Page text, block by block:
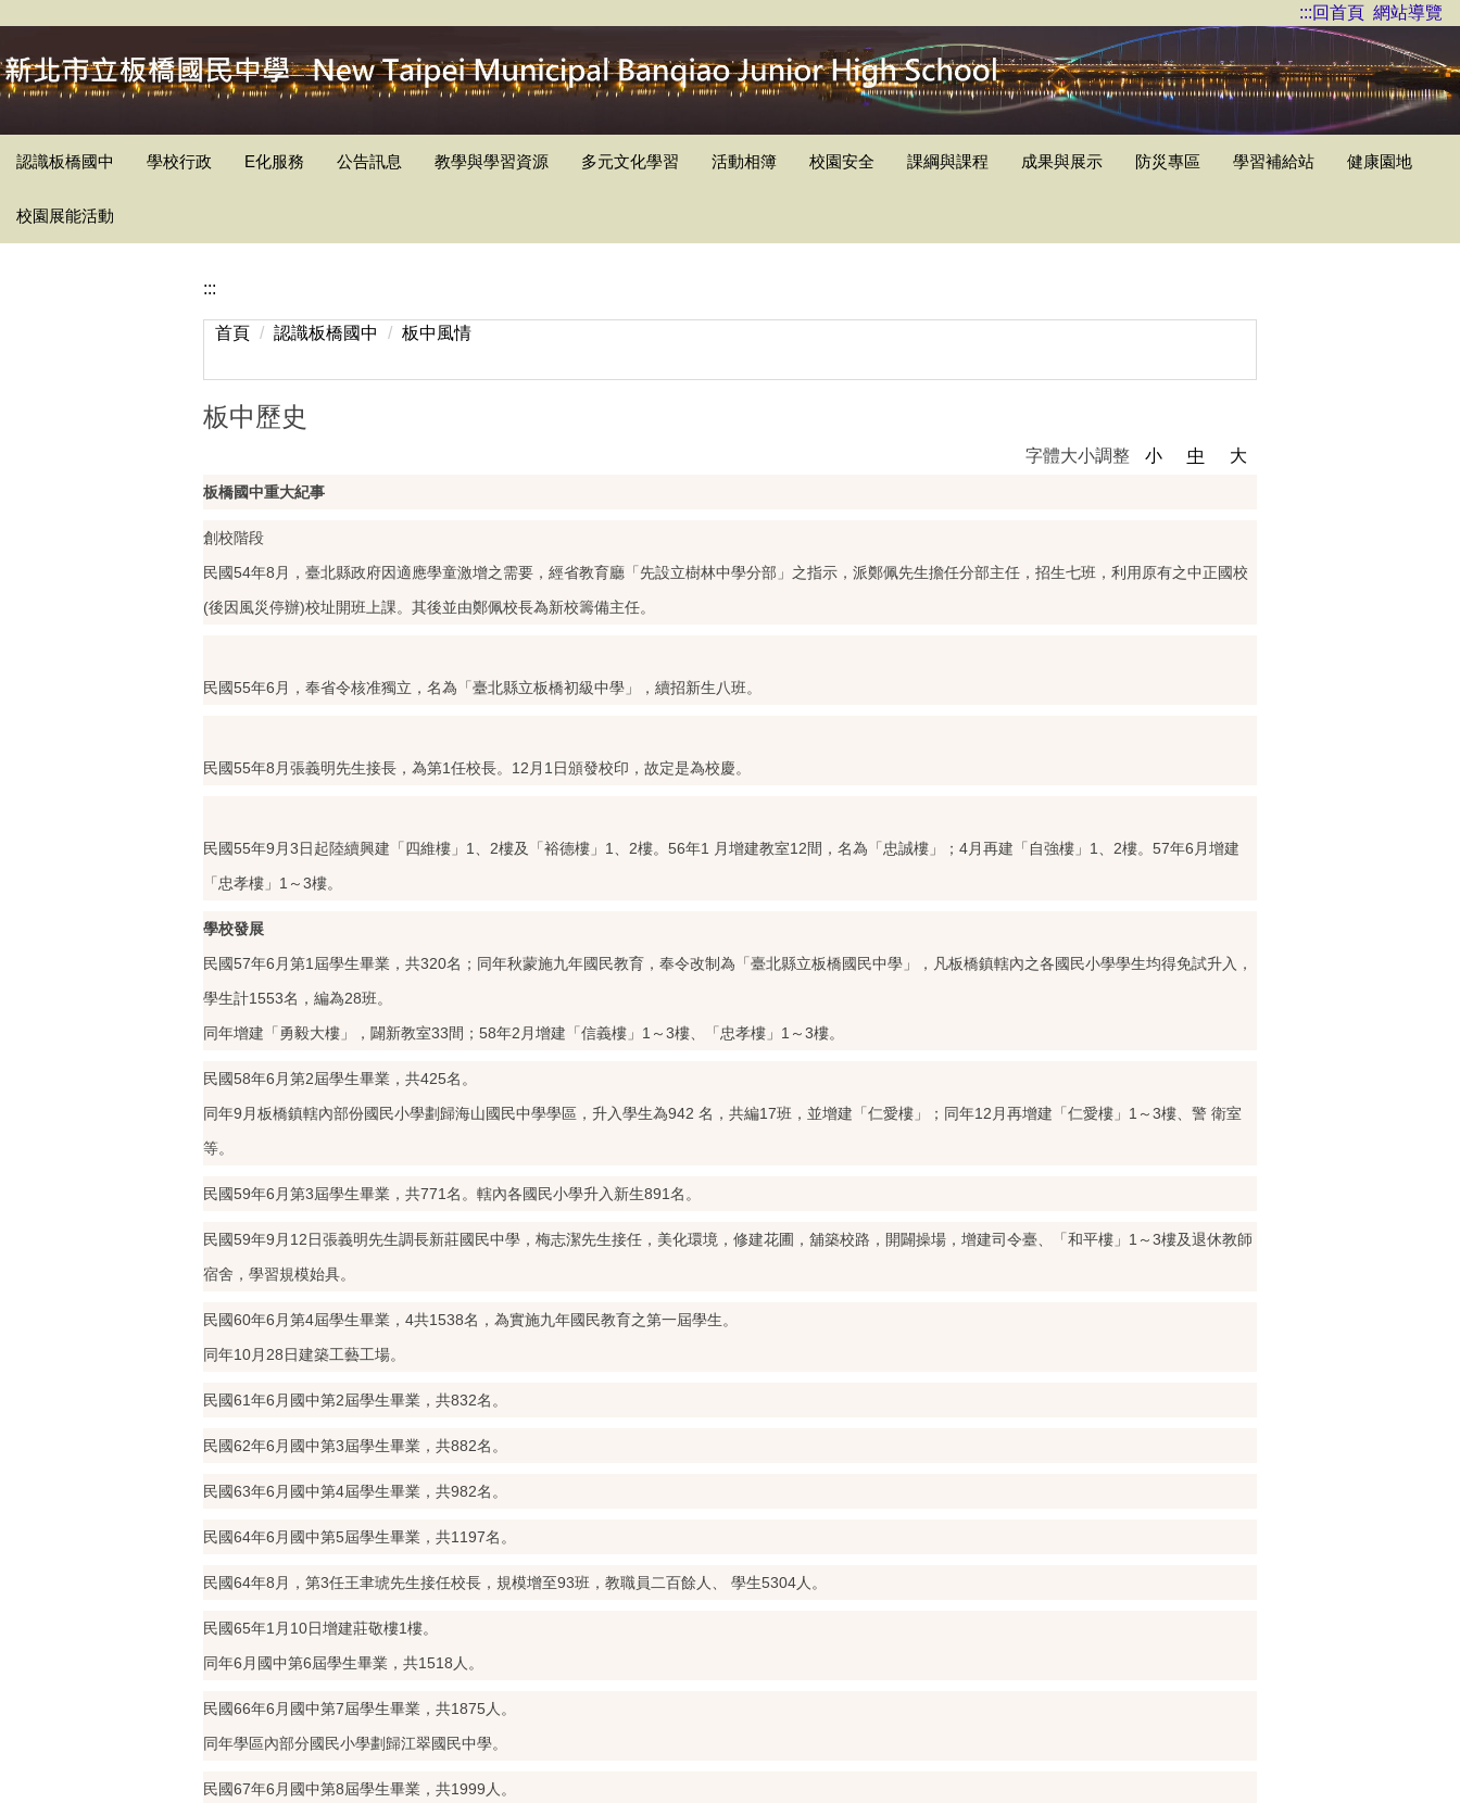
主
要
區
:::回首頁 網站導覽
認識板橋國中 學校行政 E化服務 公告訊息 教學與學習資源 多元文化學習 活動相簿 校園安全 課綱與課程 成果與展示 防災專區 學習補給站 健康園地
校園展能活動
:::
首頁 認識板橋國中 板中風情
板中歷史
字體大小調整 小 中 大
板橋國中重大紀事
創校階段
民國54年8月，臺北縣政府因適應學童激增之需要，經省教育廳「先設立樹林中學分部」之指示，派鄭佩先生擔任分部主任，招生七班，利用原有之中正國校
(後因風災停辦)校址開班上課。其後並由鄭佩校長為新校籌備主任。
民國55年6月，奉省令核准獨立，名為「臺北縣立板橋初級中學」，續招新生八班。
民國55年8月張義明先生接長，為第1任校長。12月1日頒發校印，故定是為校慶。
民國55年9月3日起陸續興建「四維樓」1、2樓及「裕德樓」1、2樓。56年1 月增建教室12間，名為「忠誠樓」；4月再建「自強樓」1、2樓。57年6月增建
「忠孝樓」1～3樓。
學校發展
民國57年6月第1屆學生畢業，共320名；同年秋蒙施九年國民教育，奉令改制為「臺北縣立板橋國民中學」，凡板橋鎮轄內之各國民小學學生均得免試升入，
學生計1553名，編為28班。
同年增建「勇毅大樓」，闢新教室33間；58年2月增建「信義樓」1～3樓、「忠孝樓」1～3樓。
民國58年6月第2屆學生畢業，共425名。
同年9月板橋鎮轄內部份國民小學劃歸海山國民中學學區，升入學生為942 名，共編17班，並增建「仁愛樓」；同年12月再增建「仁愛樓」1～3樓、警 衛室
等。
民國59年6月第3屆學生畢業，共771名。轄內各國民小學升入新生891名。
民國59年9月12日張義明先生調長新莊國民中學，梅志潔先生接任，美化環境，修建花圃，舖築校路，開闢操場，增建司令臺、「和平樓」1～3樓及退休教師
宿舍，學習規模始具。
民國60年6月第4屆學生畢業，4共1538名，為實施九年國民教育之第一屆學生。
同年10月28日建築工藝工場。
民國61年6月國中第2屆學生畢業，共832名。
民國62年6月國中第3屆學生畢業，共882名。
民國63年6月國中第4屆學生畢業，共982名。
民國64年6月國中第5屆學生畢業，共1197名。
民國64年8月，第3任王聿琥先生接任校長，規模增至93班，教職員二百餘人、 學生5304人。
民國65年1月10日增建莊敬樓1樓。
同年6月國中第6屆學生畢業，共1518人。
民國66年6月國中第7屆學生畢業，共1875人。
同年學區內部分國民小學劃歸江翠國民中學。
民國67年6月國中第8屆學生畢業，共1999人。